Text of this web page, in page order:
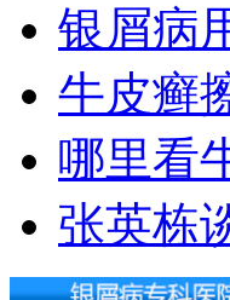
银屑病
牛皮癣
哪里看
张英栋